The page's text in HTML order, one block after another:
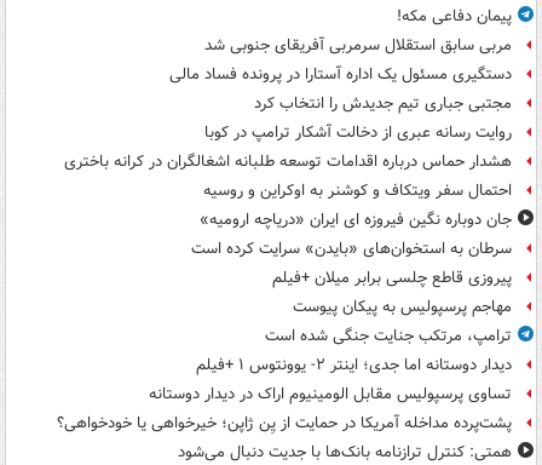
پیمان دفاعی مکه!
مربی سابق استقلال سرمربی آفریقای جنوبی شد
دستگیری مسئول یک اداره آستارا در پرونده فساد مالی
مجتبی جباری تیم جدیدش را انتخاب کرد
روایت رسانه عبری از دخالت آشکار ترامپ در کوبا
هشدار حماس درباره اقدامات توسعه طلبانه اشغالگران در کرانه باختری
احتمال سفر ویتکاف و کوشنر به اوکراین و روسیه
جان دوباره نگین فیروزه ای ایران «دریاچه ارومیه»
سرطان به استخوان‌های «بایدن» سرایت کرده است
پیروزی قاطع چلسی برابر میلان +فیلم
مهاجم پرسپولیس به پیکان پیوست
ترامپ، مرتکب جنایت جنگی شده است
دیدار دوستانه اما جدی؛ اینتر ۲- یوونتوس ۱ +فیلم
تساوی پرسپولیس مقابل الومینیوم اراک در دیدار دوستانه
پشت‌پرده مداخله آمریکا در حمایت از یِن ژاپن؛ خیرخواهی یا خودخواهی؟
همتی: کنترل ترازنامه بانک‌ها با جدیت دنبال می‌شود